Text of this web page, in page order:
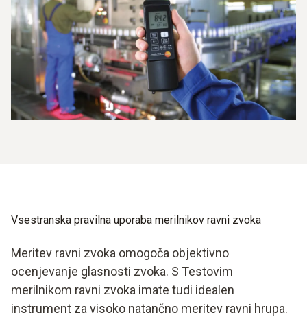
Vsestranska pravilna uporaba merilnikov ravni zvoka
Meritev ravni zvoka omogoča objektivno
ocenjevanje glasnosti zvoka. S Testovim
merilnikom ravni zvoka imate tudi idealen
instrument za visoko natančno meritev ravni hrupa.